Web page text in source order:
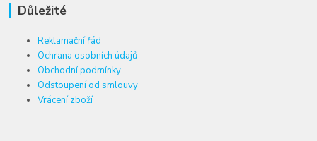
Důležité
Reklamační řád
Ochrana osobních údajů
Obchodní podmínky
Odstoupení od smlouvy
Vrácení zboží